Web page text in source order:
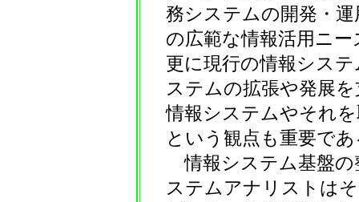
務システムの開発・
の広範な情報活用ニ
更に現行の情報シス
ステムの拡張や発展
情報システムやそれ
という観点も重要で
情報システム基盤の
ステムアナリストは